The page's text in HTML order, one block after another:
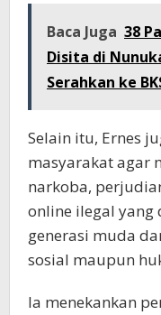
Baca Juga 38
Disita di
Serahkan ke
Selain itu, Ernes
masyarakat agar
narkoba,
online ilegal yang
generasi muda
sosial maupun
Ia menekankan